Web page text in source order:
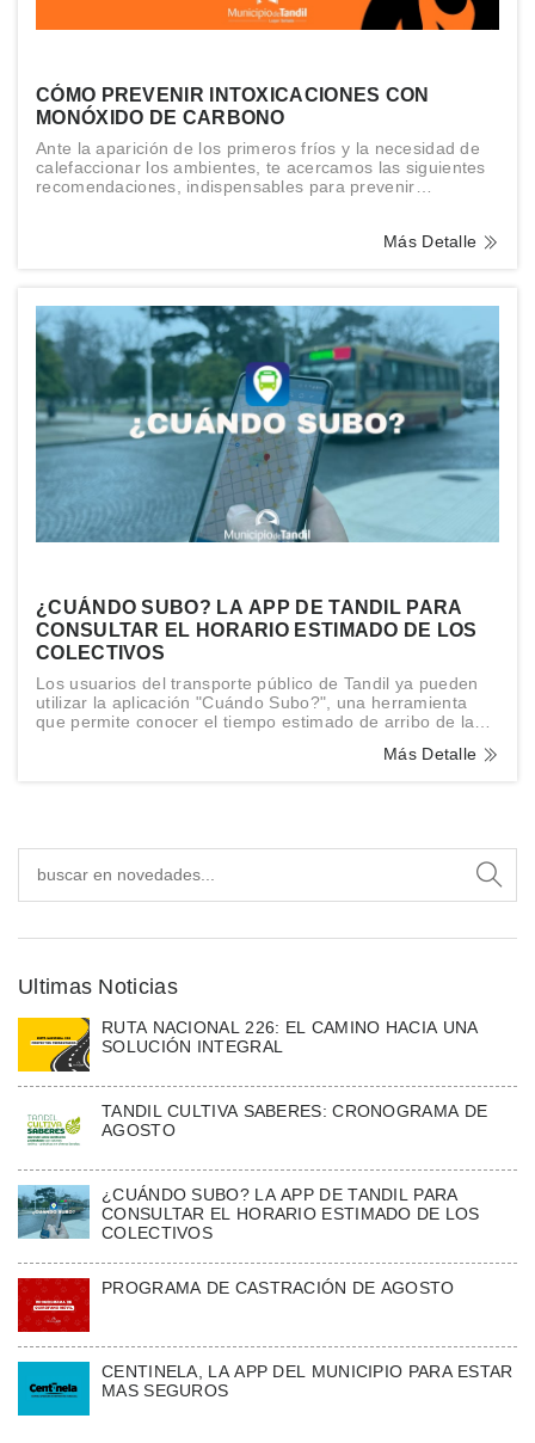
CÓMO PREVENIR INTOXICACIONES CON
MONÓXIDO DE CARBONO
Ante la aparición de los primeros fríos y la necesidad de
calefaccionar los ambientes, te acercamos las siguientes
recomendaciones, indispensables para prevenir
Más Detalle
¿CUÁNDO SUBO? LA APP DE TANDIL PARA
CONSULTAR EL HORARIO ESTIMADO DE LOS
COLECTIVOS
Los usuarios del transporte público de Tandil ya pueden
utilizar la aplicación "Cuándo Subo?", una herramienta
que permite conocer el tiempo estimado de arribo de las
Más Detalle
Ultimas Noticias
RUTA NACIONAL 226: EL CAMINO HACIA UNA
SOLUCIÓN INTEGRAL
TANDIL CULTIVA SABERES: CRONOGRAMA DE
AGOSTO
¿CUÁNDO SUBO? LA APP DE TANDIL PARA
CONSULTAR EL HORARIO ESTIMADO DE LOS
COLECTIVOS
PROGRAMA DE CASTRACIÓN DE AGOSTO
CENTINELA, LA APP DEL MUNICIPIO PARA ESTAR
MAS SEGUROS